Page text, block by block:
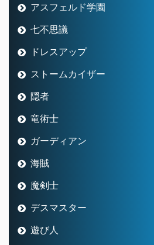
アスフェルド学園
七不思議
ドレスアップ
ストームカイザー
隠者
竜術士
ガーディアン
海賊
魔剣士
デスマスター
遊び人